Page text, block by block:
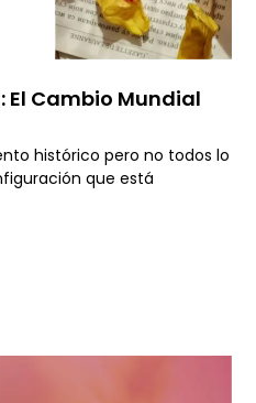
El Cambio Mundial
histórico pero no todos lo
que está